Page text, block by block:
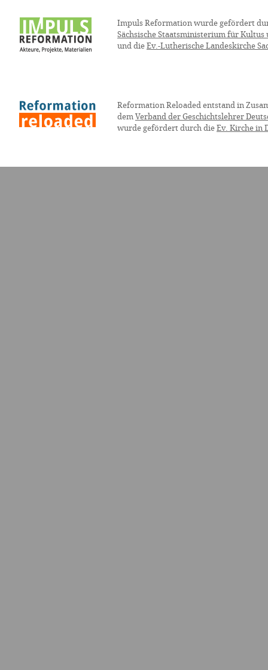
Impuls Reformation wurde gefördert
Sächsische Staatsministerium für Kultus
und die Ev.-Lutherische Landeskirche
Reformation Reloaded entstand in
dem Verband der Geschichtslehrer
wurde gefördert durch die Ev. Kirche in